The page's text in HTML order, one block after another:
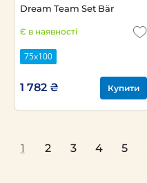
Dream Team Set Bär
Є в наявності
75х100
1 782 ₴ Купити
1 2 3 4 5